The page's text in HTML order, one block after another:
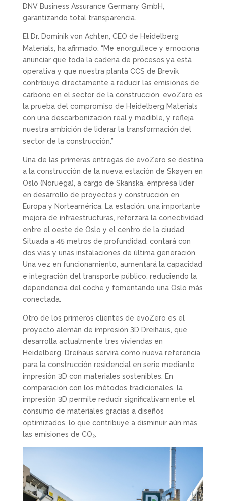
DNV Business Assurance Germany GmbH,
garantizando total transparencia.
El Dr. Dominik von Achten, CEO de Heidelberg
Materials, ha afirmado: “Me enorgullece y emociona
anunciar que toda la cadena de procesos ya está
operativa y que nuestra planta CCS de Brevik
contribuye directamente a reducir las emisiones de
carbono en el sector de la construcción. evoZero es
la prueba del compromiso de Heidelberg Materials
con una descarbonización real y medible, y refleja
nuestra ambición de liderar la transformación del
sector de la construcción.”
Una de las primeras entregas de evoZero se destina
a la construcción de la nueva estación de Skøyen en
Oslo (Noruega), a cargo de Skanska, empresa líder
en desarrollo de proyectos y construcción en
Europa y Norteamérica. La estación, una importante
mejora de infraestructuras, reforzará la conectividad
entre el oeste de Oslo y el centro de la ciudad.
Situada a 45 metros de profundidad, contará con
dos vías y unas instalaciones de última generación.
Una vez en funcionamiento, aumentará la capacidad
e integración del transporte público, reduciendo la
dependencia del coche y fomentando una Oslo más
conectada.
Otro de los primeros clientes de evoZero es el
proyecto alemán de impresión 3D Dreihaus, que
desarrolla actualmente tres viviendas en
Heidelberg. Dreihaus servirá como nueva referencia
para la construcción residencial en serie mediante
impresión 3D con materiales sostenibles. En
comparación con los métodos tradicionales, la
impresión 3D permite reducir significativamente el
consumo de materiales gracias a diseños
optimizados, lo que contribuye a disminuir aún más
las emisiones de CO₂.